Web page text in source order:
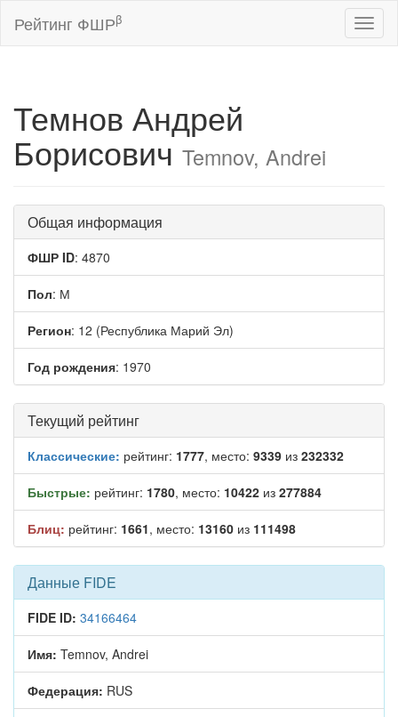
Рейтинг ФШРβ
Темнов Андрей
Борисович Temnov, Andrei
Общая информация
ФШР ID: 4870
Пол: М
Регион: 12 (Республика Марий Эл)
Год рождения: 1970
Текущий рейтинг
Классические: рейтинг: 1777, место: 9339 из 232332
Быстрые: рейтинг: 1780, место: 10422 из 277884
Блиц: рейтинг: 1661, место: 13160 из 111498
Данные FIDE
FIDE ID: 34166464
Имя: Temnov, Andrei
Федерация: RUS